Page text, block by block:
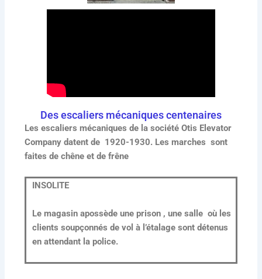
Des escaliers mécaniques centenaires
Les escaliers mécaniques de la société Otis Elevator
Company datent de 1920-1930. Les marches sont
faites de chêne et de frêne
INSOLITE
Le magasin apossède une prison , une salle où les
clients soupçonnés de vol à l’étalage sont détenus
en attendant la police.